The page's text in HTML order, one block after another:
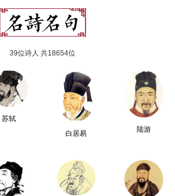
39位诗人 共18654位
苏轼
白居易
陆游